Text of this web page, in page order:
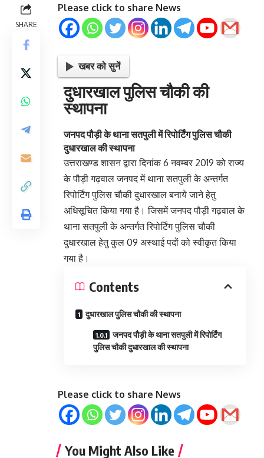
SHARE
Please click to share News
खबर को सुनें
दुधारखाल पुलिस चौकी की
स्थापना
जनपद पौड़ी के थाना सतपुली में रिपोर्टिंग पुलिस चौकी
दुधारखाल की स्थापना
उत्तराखण्ड शासन द्वारा दिनांक 6 नवम्बर 2019 को राज्य
के पौड़ी गढ़वाल जनपद में थाना सतपुली के अन्तर्गत
रिपोर्टिंग पुलिस चौकी दुधारखाल बनाये जाने हेतु
अधिसूचित किया गया है। जिसमें जनपद पौड़ी गढ़वाल के
थाना सतपुली के अन्तर्गत रिपोर्टिंग पुलिस चौकी
दुधारखाल हेतु कुल 09 अस्थाई पदों को स्वीकृत किया
गया है।
Contents
दुधारखाल पुलिस चौकी की स्थापना
जनपद पौड़ी के थाना सतपुली में रिपोर्टिंग
पुलिस चौकी दुधारखाल की स्थापना
Please click to share News
You Might Also Like